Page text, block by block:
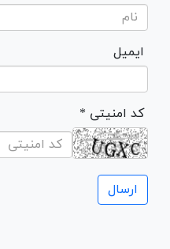
ایمیل
* کد امنیتی